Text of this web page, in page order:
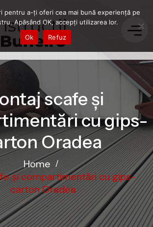
scafe și
cu gips-
Oradea
Home /
și compartimentări cu gips-
carton Oradea
pentru a-ți oferi cea mai bună experiență pe
Apăsând OK, accepți utilizarea lor.
Ok
Refuz